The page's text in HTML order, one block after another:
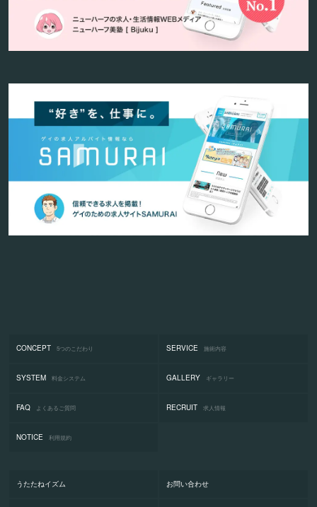
CONCEPT 5つのこだわり SERVICE 施術内容
SYSTEM 料金システム GALLERY ギャラリー
FAQ よくあるご質問 RECRUIT 求人情報
NOTICE 利用規約
うたたねイズム お問い合わせ